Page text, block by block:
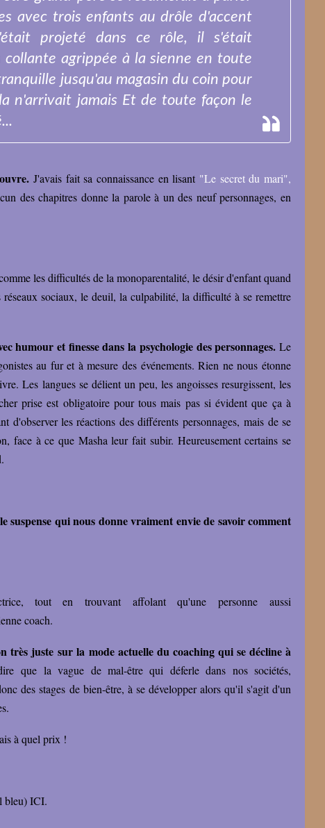
avec trois enfants au drôle d'accent
projeté dans ce rôle, il s'était
agrippée à la sienne en toute
jusqu'au magasin du coin pour
n'arrivait jamais Et de toute façon le
J'avais fait sa connaissance en lisant "Le secret du mari",
des chapitres donne la parole à un des neuf personnages, en
les difficultés de la monoparentalité, le désir d'enfant quand
sociaux, le deuil, la culpabilité, la difficulté à se remettre
humour et finesse dans la psychologie des personnages.Le
au fur et à mesure des événements. Rien ne nous étonne
Les langues se délient un peu, les angoisses resurgissent, les
prise est obligatoire pour tous mais pas si évident que ça à
d'observer les réactions des différents personnages, mais de se
face à ce que Masha leur fait subir. Heureusement certains se
le suspense qui nous donne vraiment envie de savoir comment
tout en trouvant affolant qu'une personne aussi
coach.
très juste sur la mode actuelle du coaching qui se décline à
que la vague de mal-être qui déferle dans nos sociétés,
des stages de bien-être, à se développer alors qu'il s'agit d'un
à quel prix !
bleu) ICI.